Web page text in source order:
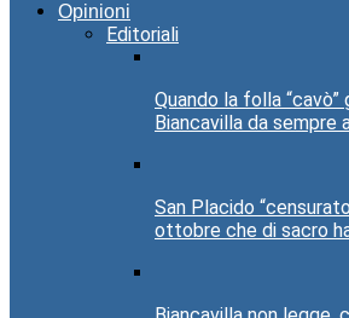
Opinioni
Editoriali
Quando la folla “cavò”
Biancavilla da
San Placido
ottobre che di sacro